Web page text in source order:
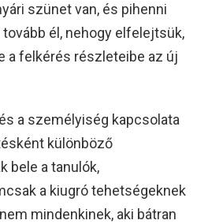
szünet van, és pihenni
él, nehogy elfelejtsük,
a felkérés részleteibe az új
a személyiség kapcsolata
különböző
bele a tanulók,
a kiugró tehetségeknek
mindenkinek, aki bátran